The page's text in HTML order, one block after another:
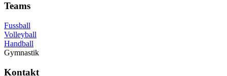
Teams
Fussball
Volleyball
Handball
Gymnastik
Kontakt